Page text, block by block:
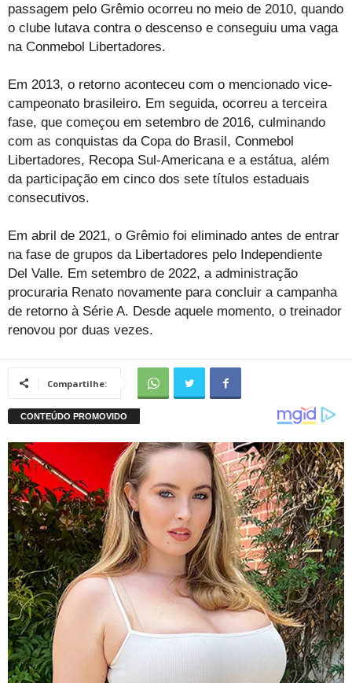
passagem pelo Grêmio ocorreu no meio de 2010, quando
o clube lutava contra o descenso e conseguiu uma vaga
na Conmebol Libertadores.
Em 2013, o retorno aconteceu com o mencionado vice-
campeonato brasileiro. Em seguida, ocorreu a terceira
fase, que começou em setembro de 2016, culminando
com as conquistas da Copa do Brasil, Conmebol
Libertadores, Recopa Sul-Americana e a estátua, além
da participação em cinco dos sete títulos estaduais
consecutivos.
Em abril de 2021, o Grêmio foi eliminado antes de entrar
na fase de grupos da Libertadores pelo Independiente
Del Valle. Em setembro de 2022, a administração
procuraria Renato novamente para concluir a campanha
de retorno à Série A. Desde aquele momento, o treinador
renovou por duas vezes.
Compartilhe: